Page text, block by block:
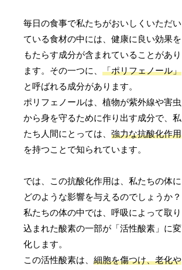
毎日の食事で私たちがおいしくいただい
ている食材の中には、健康に良い効果を
もたらす成分が含まれていることがあり
ます。その一つに、「ポリフェノール」
と呼ばれる成分があります。
ポリフェノールは、植物が紫外線や害虫
から身を守るために作り出す成分で、私
たち人間にとっては、強力な抗酸化作用
を持つことで知られています。
では、この抗酸化作用は、私たちの体に
どのような影響を与えるのでしょうか？
私たちの体の中では、呼吸によって取り
込まれた酸素の一部が「活性酸素」に変
化します。
この活性酸素は、細胞を傷つけ、老化や